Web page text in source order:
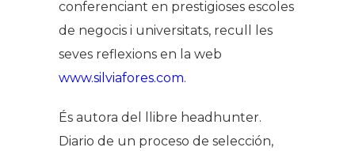
conferenciant en prestigioses escoles
de negocis i universitats, recull les
seves reflexions en la web
www.silviafores.com.
És autora del llibre headhunter.
Diario de un proceso de selección,